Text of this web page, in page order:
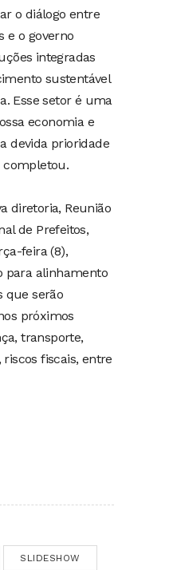
o diálogo entre
e o governo
integradas
sustentável
Esse setor é uma
economia e
devida prioridade
completou.
diretoria, Reunião
de Prefeitos,
feira (8),
para alinhamento
que serão
próximos
transporte,
fiscais, entre
SLIDESHOW